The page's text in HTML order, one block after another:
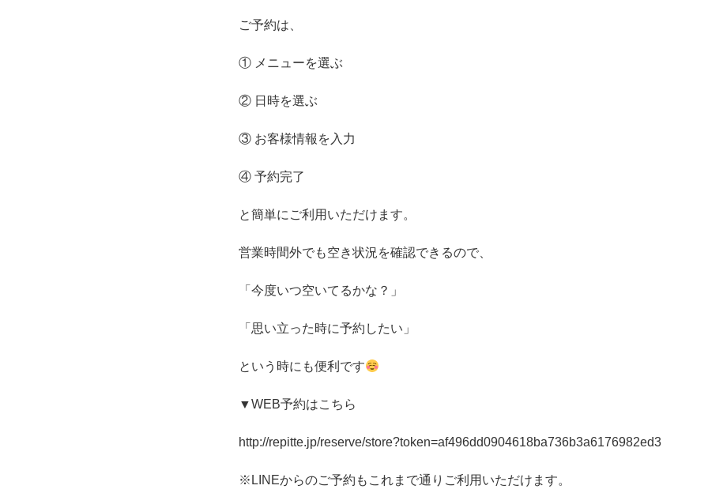
ご予約は、
① メニューを選ぶ
② 日時を選ぶ
③ お客様情報を入力
④ 予約完了
と簡単にご利用いただけます。
営業時間外でも空き状況を確認できるので、
「今度いつ空いてるかな？」
「思い立った時に予約したい」
という時にも便利です
▼WEB予約はこちら
http://repitte.jp/reserve/store?token=af496dd0904618ba736b3a6176982ed3
※LINEからのご予約もこれまで通りご利用いただけます。